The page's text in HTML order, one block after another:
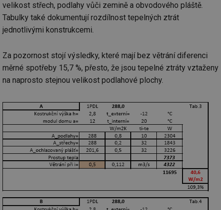
velikost střech, podlahy vůči zemině a obvodového pláště.
Tabulky také dokumentují rozdílnost tepelných ztrát
jednotlivými konstrukcemi.
Za pozornost stojí výsledky, které mají bez větrání diferenci
měrné spotřeby 15,7 %, přesto, že jsou tepelné ztráty vztaženy
na naprosto stejnou velikost podlahové plochy.